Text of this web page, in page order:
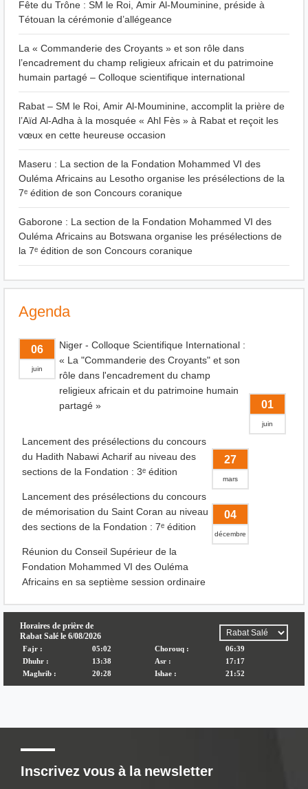
Fête du Trône : SM le Roi, Amir Al-Mouminine, préside à
Tétouan la cérémonie d’allégeance
La « Commanderie des Croyants » et son rôle dans
l’encadrement du champ religieux africain et du patrimoine
humain partagé – Colloque scientifique international
Rabat – SM le Roi, Amir Al-Mouminine, accomplit la prière de
l’Aïd Al-Adha à la mosquée « Ahl Fès » à Rabat et reçoit les
vœux en cette heureuse occasion
Maseru : La section de la Fondation Mohammed VI des
Ouléma Africains au Lesotho organise les présélections de la
7ᵉ édition de son Concours coranique
Gaborone : La section de la Fondation Mohammed VI des
Ouléma Africains au Botswana organise les présélections de
la 7ᵉ édition de son Concours coranique
Agenda
06
juin
Niger - Colloque Scientifique International :
« La "Commanderie des Croyants" et son
rôle dans l'encadrement du champ
religieux africain et du patrimoine humain
partagé »
01
juin
Lancement des présélections du concours
du Hadith Nabawi Acharif au niveau des
sections de la Fondation : 3ᵉ édition
27
mars
Lancement des présélections du concours
de mémorisation du Saint Coran au niveau
des sections de la Fondation : 7ᵉ édition
04
décembre
Réunion du Conseil Supérieur de la
Fondation Mohammed VI des Ouléma
Africains en sa septième session ordinaire
Inscrivez vous à la newsletter